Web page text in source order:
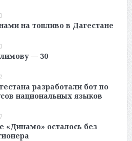
на топливо в Дагестане
— 30
разработали бот по
национальных языков
«Динамо» осталось без